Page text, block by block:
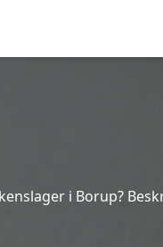
i Borup?